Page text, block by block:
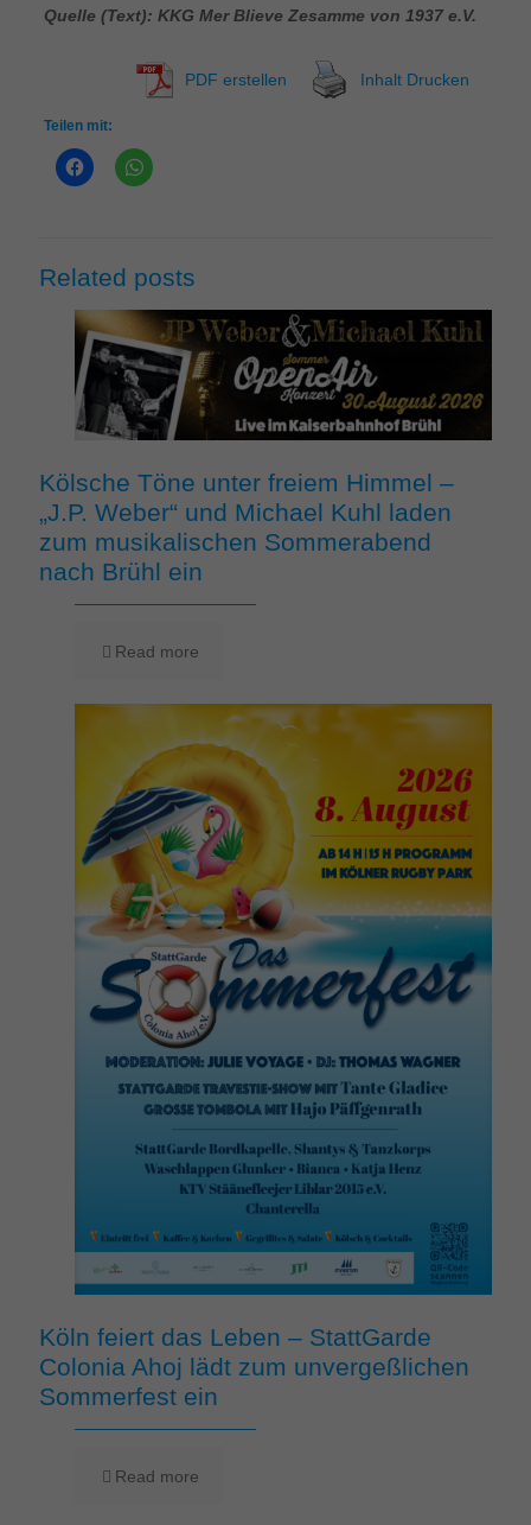
Quelle (Text): KKG Mer Blieve Zesamme von 1937 e.V.
PDF erstellen Inhalt Drucken
Teilen mit:
Related posts
Kölsche Töne unter freiem Himmel –
„J.P. Weber“ und Michael Kuhl laden
zum musikalischen Sommerabend
nach Brühl ein
Read more
Köln feiert das Leben – StattGarde
Colonia Ahoj lädt zum unvergeßlichen
Sommerfest ein
Read more